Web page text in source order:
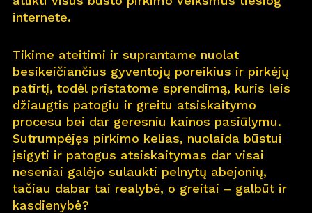
Apiemus
Karjera 11
Naujienos
Nauj ų namų kortelė
Kontaktai
internete.
Tikime ateitimi ir suprantame nuolat
besikeičiančius gyventojų poreikius ir pirkėjų
patirtį, todėl pristatome sprendimą, kuris leis
džiaugtis patogiu ir greitu atsiskaitymo
procesu bei dar geresniu kainos pasiūlymu.
Sutrumpėjęs pirkimo kelias, nuolaida būstui
įsigyti ir patogus atsiskaitymas dar visai
neseniai galėjo sulaukti pelnytų abejonių,
tačiau dabar tai realybė, o greitai – galbūt ir
kasdienybė?